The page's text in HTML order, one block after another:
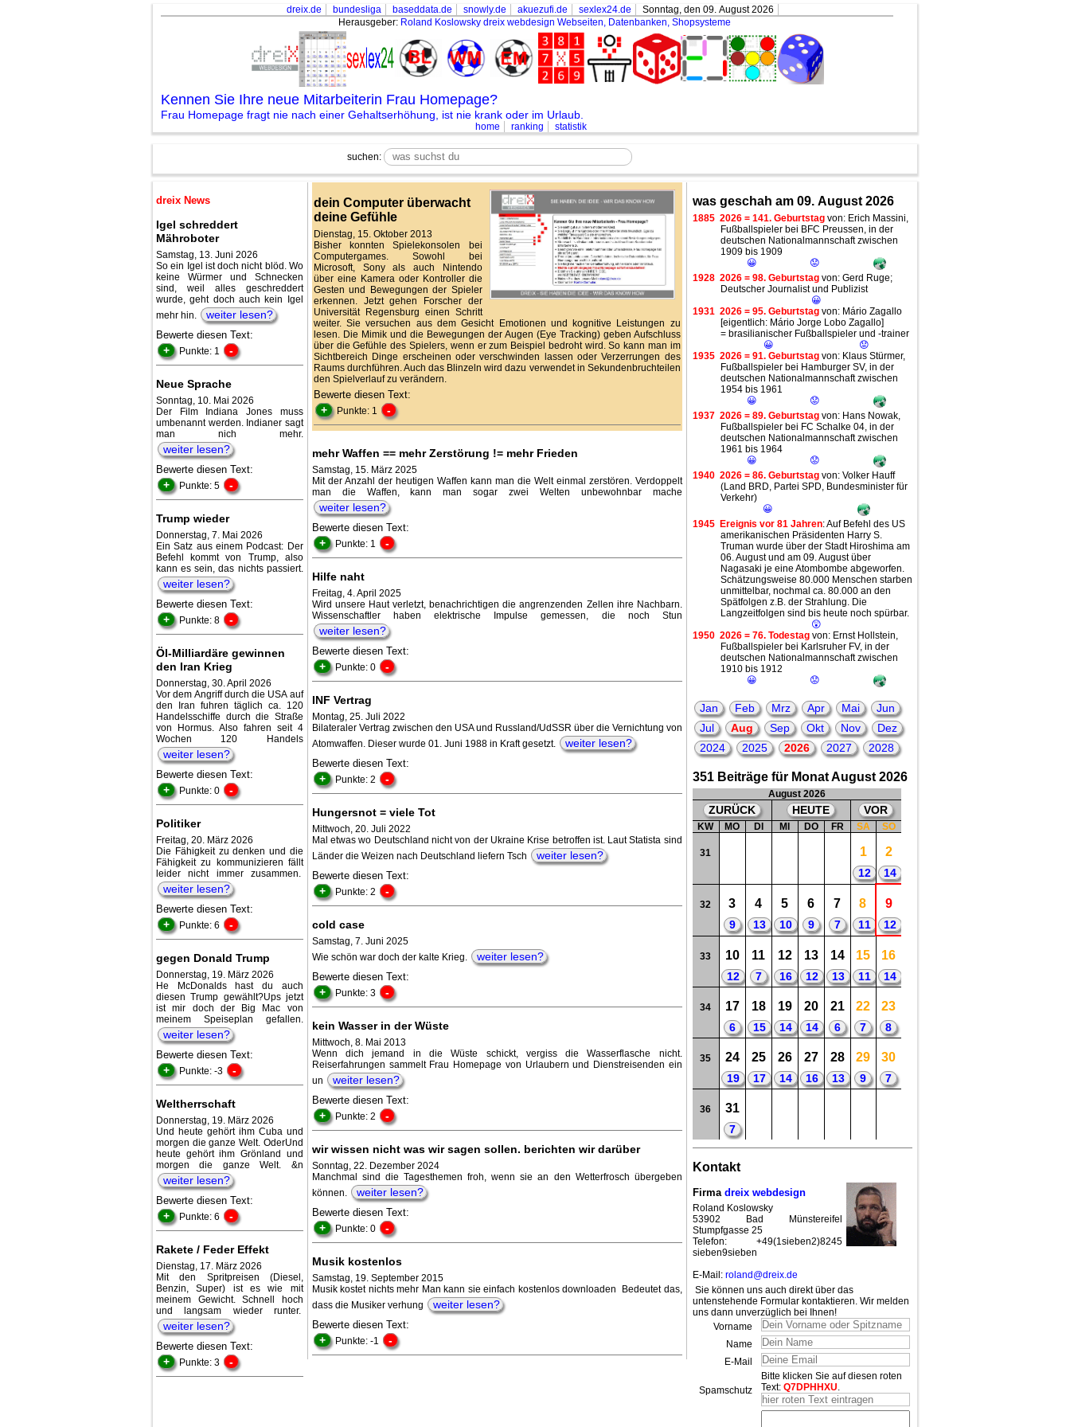
dreix.de bundesliga baseddata.de snowly.de akuezufi.de sexlex24.de
Sonntag, den 09. August 2026
Herausgeber: Roland Koslowsky dreix webdesign Webseiten, Datenbanken, Shopsysteme
Kennen Sie Ihre neue Mitarbeiterin Frau Homepage?
Frau Homepage fragt nie nach einer Gehaltserhöhung, ist nie krank oder im Urlaub.
home ranking statistik
suchen:
dreix News
Igel schreddert
Mähroboter
Samstag, 13. Juni 2026
So ein Igel ist doch nicht blöd. Wo
keine Würmer und Schnecken
sind, weil alles geschreddert
wurde, geht doch auch kein Igel
mehr hin.
weiter lesen?
Bewerte diesen Text:
+ Punkte: 1 -
Neue Sprache
Sonntag, 10. Mai 2026
Der Film Indiana Jones muss
umbenannt werden. Indianer sagt
man nich mehr.
weiter lesen?
Bewerte diesen Text:
+ Punkte: 5 -
Trump wieder
Donnerstag, 7. Mai 2026
Ein Satz aus einem Podcast: Der
Befehl kommt von Trump, also
kann es sein, das nichts passiert.
weiter lesen?
Bewerte diesen Text:
+ Punkte: 8 -
Öl-Milliardäre gewinnen
den Iran Krieg
Donnerstag, 30. April 2026
Vor dem Angriff durch die USA auf
den Iran fuhren täglich ca. 120
Handelsschiffe durch die Straße
von Hormus. Also fahren seit 4
Wochen 120 Handels
weiter lesen?
Bewerte diesen Text:
+ Punkte: 0 -
Politiker
Freitag, 20. März 2026
Die Fähigkeit zu denken und die
Fähigkeit zu kommunizieren fällt
leider nicht immer zusammen.
weiter lesen?
Bewerte diesen Text:
+ Punkte: 6 -
gegen Donald Trump
Donnerstag, 19. März 2026
He McDonalds hast du auch
diesen Trump gewählt?Ups jetzt
ist mir doch der Big Mac von
meinem Speiseplan gefallen.
weiter lesen?
Bewerte diesen Text:
+ Punkte: -3 -
Weltherrschaft
Donnerstag, 19. März 2026
Und heute gehört ihm Cuba und
morgen die ganze Welt. OderUnd
heute gehört ihm Grönland und
morgen die ganze Welt. &n
weiter lesen?
Bewerte diesen Text:
+ Punkte: 6 -
Rakete / Feder Effekt
Dienstag, 17. März 2026
Mit den Spritpreisen (Diesel,
Benzin, Super) ist es wie mit
meinem Gewicht. Schnell hoch
und langsam wieder runter.
weiter lesen?
Bewerte diesen Text:
+ Punkte: 3 -
dein Computer überwacht
deine Gefühle
Dienstag, 15. Oktober 2013
Bisher konnten Spielekonsolen bei
Computergames. Sowohl bei
Microsoft, Sony als auch Nintendo
über eine Kamera oder Kontroller die
Gesten und Bewegungen der Spieler
erkennen. Jetzt gehen Forscher der
Universität Regensburg einen Schritt
weiter. Sie versuchen aus dem Gesicht Emotionen und kognitive Leistungen zu
lesen. Die Mimik und die Bewegungen der Augen (Eye Tracking) geben Aufschluss
über die Gefühle des Spielers, wenn er zum Beispiel bedroht wird. So kann man im
Sichtbereich Dinge erscheinen oder verschwinden lassen oder Verzerrungen des
Raums durchführen. Auch das Blinzeln wird dazu verwendet in Sekundenbruchteilen
den Spielverlauf zu verändern.
Bewerte diesen Text:
+ Punkte: 1 -
mehr Waffen == mehr Zerstörung != mehr Frieden
Samstag, 15. März 2025
Mit der Anzahl der heutigen Waffen kann man die Welt einmal zerstören. Verdoppelt
man die Waffen, kann man sogar zwei Welten unbewohnbar mache
weiter lesen?
Bewerte diesen Text:
+ Punkte: 1 -
Hilfe naht
Freitag, 4. April 2025
Wird unsere Haut verletzt, benachrichtigen die angrenzenden Zellen ihre Nachbarn.
Wissenschaftler haben elektrische Impulse gemessen, die noch Stun
weiter lesen?
Bewerte diesen Text:
+ Punkte: 0 -
INF Vertrag
Montag, 25. Juli 2022
Bilateraler Vertrag zwischen den USA und Russland/UdSSR über die Vernichtung von
Atomwaffen. Dieser wurde 01. Juni 1988 in Kraft gesetzt.
weiter lesen?
Bewerte diesen Text:
+ Punkte: 2 -
Hungersnot = viele Tot
Mittwoch, 20. Juli 2022
Mal etwas wo Deutschland nicht von der Ukraine Krise betroffen ist. Laut Statista sind
Länder die Weizen nach Deutschland liefern Tsch
weiter lesen?
Bewerte diesen Text:
+ Punkte: 2 -
cold case
Samstag, 7. Juni 2025
Wie schön war doch der kalte Krieg.
weiter lesen?
Bewerte diesen Text:
+ Punkte: 3 -
kein Wasser in der Wüste
Mittwoch, 8. Mai 2013
Wenn dich jemand in die Wüste schickt, vergiss die Wasserflasche nicht.
Reiserfahrungen sammelt Frau Homepage von Urlaubern und Dienstreisenden ein
un
weiter lesen?
Bewerte diesen Text:
+ Punkte: 2 -
wir wissen nicht was wir sagen sollen. berichten wir darüber
Sonntag, 22. Dezember 2024
Manchmal sind die Tagesthemen froh, wenn sie an den Wetterfrosch übergeben
können.
weiter lesen?
Bewerte diesen Text:
+ Punkte: 0 -
Musik kostenlos
Samstag, 19. September 2015
Musik kostet nichts mehr Man kann sie einfach kostenlos downloaden Bedeutet das,
dass die Musiker verhung
weiter lesen?
Bewerte diesen Text:
+ Punkte: -1 -
was geschah am 09. August 2026
1885 2026 = 141. Geburtstagvon: Erich Massini,
Fußballspieler bei BFC Preussen, in der
deutschen Nationalmannschaft zwischen
1909 bis 1909
😀
😟
1928 2026 = 98. Geburtstagvon: Gerd Ruge;
Deutscher Journalist und Publizist
😀
1931 2026 = 95. Geburtstagvon: Mário Zagallo
[eigentlich: Mário Jorge Lobo Zagallo]
= brasilianischer Fußballspieler und -trainer
😀
😟
1935 2026 = 91. Geburtstagvon: Klaus Stürmer,
Fußballspieler bei Hamburger SV, in der
deutschen Nationalmannschaft zwischen
1954 bis 1961
😀
😟
1937 2026 = 89. Geburtstagvon: Hans Nowak,
Fußballspieler bei FC Schalke 04, in der
deutschen Nationalmannschaft zwischen
1961 bis 1964
😀
😟
1940 2026 = 86. Geburtstagvon: Volker Hauff
(Land BRD, Partei SPD, Bundesminister für
Verkehr)
😀
1945 Ereignis vor 81 Jahren: Auf Befehl des US
amerikanischen Präsidenten Harry S.
Truman wurde über der Stadt Hiroshima am
06. August und am 09. August über
Nagasaki je eine Atombombe abgeworfen.
Schätzungsweise 80.000 Menschen starben
unmittelbar, nochmal ca. 80.000 an den
Spätfolgen z.B. der Strahlung. Die
Langzeitfolgen sind bis heute noch spürbar.
😲
1950 2026 = 76. Todestagvon: Ernst Hollstein,
Fußballspieler bei Karlsruher FV, in der
deutschen Nationalmannschaft zwischen
1910 bis 1912
😀
😟
Kramp-Karrenbauer (Land BRD, Partei
CDU, Bundesminister der Verteidigung
(BMVg))
😀
1963 2026 = 63. Geburtstag von: Whitney
Popsängerin
😀
😟
1975 2026 = 51. Todestagvon: Dmitri
Schostakowitsch; Russischer Komponist
😀
😟
2016 2026 = 10. Todestagvon: Karl Bögelein,
deutschen Nationalmannschaft zwischen
Jan Feb Mrz Apr Mai
Jun
Jul
Aug Sep Okt Nov
Dez
2024
2025 2026 2027 2028
351 Beiträge für Monat August 2026
August 2026
ZURÜCK HEUTE VOR
KW MO DI MI DO FR SA SO
31 1
12
2
14
32 3
9
4
13
5
10
6
9
7
7
8
11
9
12
33 10
12
11
7
12
16
13
12
14
13
15
11
16
14
34 17
6
18
15
19
14
20
14
21
6
22
7
23
8
35 24
19
25
17
26
14
27
16
28
13
29
9
30
7
36 31
7
Kontakt
Firma dreix webdesign
Roland Koslowsky
53902 Bad Münstereifel
Stumpfgasse 25
Telefon: +49(1sieben2)8245
sieben9sieben
E-Mail: roland@dreix.de
Sie können uns auch direkt über das
untenstehende Formular kontaktieren. Wir melden
uns dann unverzüglich bei Ihnen!
Vorname
Name
E-Mail
Spamschutz
Bitte klicken Sie auf diesen roten
Text: Q7DPHHXU